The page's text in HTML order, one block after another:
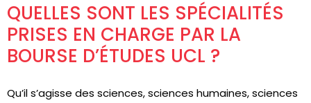
QUELLES SONT LES SPÉCIALITÉS
PRISES EN CHARGE PAR LA
BOURSE D’ÉTUDES UCL ?
Qu’il s’agisse des sciences, sciences humaines, sciences